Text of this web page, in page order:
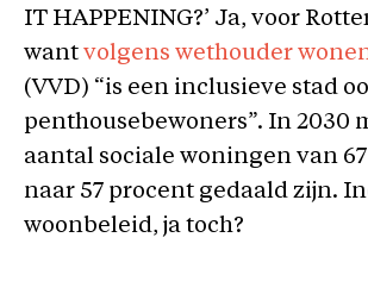
IT HAPPENING?’ Ja, voor
want volgens wethouder
(VVD) “is een inclusieve stad
penthousebewoners”. In 2030
aantal sociale woningen van
naar 57 procent gedaald zijn.
woonbeleid, ja toch?